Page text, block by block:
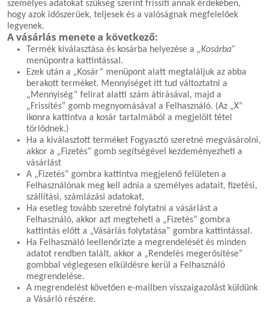
személyes adatokat szükség szerint frissíti annak érdekében,
hogy azok időszerűek, teljesek és a valóságnak megfelelőek
legyenek.
A vásárlás menete a következő:
Termék kiválasztása és kosárba helyezése a „Kosárba”
menüpontra kattintással.
Ezek után a „Kosár” menüpont alatt megtaláljuk az abba
berakott terméket. Mennyiséget itt tud változtatni a
„Mennyiség” felirat alatti szám átírásával, majd a
„Frissítés” gomb megnyomásával a Felhasználó. (Az „X”
ikonra kattintva a kosár tartalmából a megjelölt tétel
törlődnek.)
Ha a kiválasztott terméket Fogyasztó szeretné megvásárolni,
akkor a „Fizetés” gomb segítségével kezdeményezheti a
vásárlást
A „Fizetés” gombra kattintva megjelenő felületen a
Felhasználónak meg kell adnia a személyes adatait, fizetési,
szállítási, számlázási adatokat.
Ha esetleg tovább szeretné folytatni a vásárlást a
Felhasználó, akkor azt megteheti a „Fizetés” gombra
kattintás előtt a „Vásárlás folytatása” gombra kattintással.
Ha Felhasználó leellenőrizte a megrendelését és minden
adatot rendben talált, akkor a „Rendelés megerősítése”
gombbal véglegesen elküldésre kerül a Felhasználó
megrendelése.
A megrendelést követően e-mailben visszaigazolást küldünk
a Vásárló részére.